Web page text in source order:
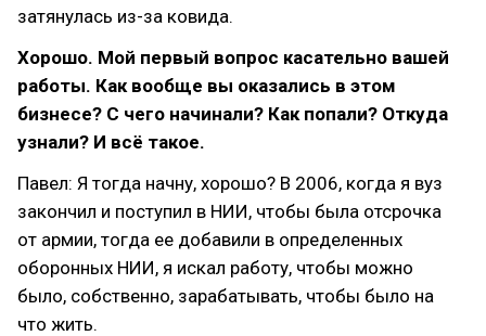
затянулась из-за ковида.
Хорошо. Мой первый вопрос касательно вашей
работы. Как вообще вы оказались в этом
бизнесе? С чего начинали? Как попали? Откуда
узнали? И всё такое.
Павел: Я тогда начну, хорошо? В 2006, когда я вуз
закончил и поступил в НИИ, чтобы была отсрочка
от армии, тогда ее добавили в определенных
оборонных НИИ, я искал работу, чтобы можно
было, собственно, зарабатывать, чтобы было на
что жить.